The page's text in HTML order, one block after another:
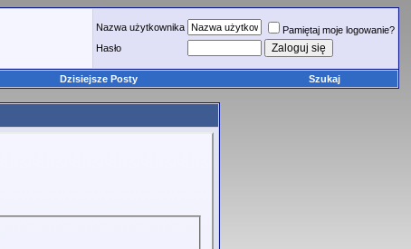
Nazwa użytkownika
Pamiętaj moje logowanie?
Hasło
Dzisiejsze Posty Szukaj